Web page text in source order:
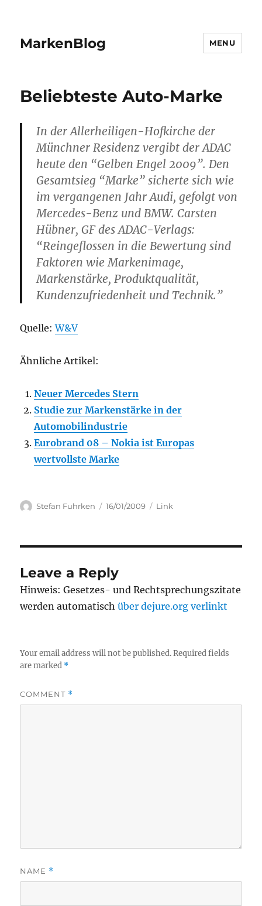
MarkenBlog MENU
Beliebteste Auto-Marke
In der Allerheiligen-Hofkirche der
Münchner Residenz vergibt der ADAC
heute den “Gelben Engel 2009”. Den
Gesamtsieg “Marke” sicherte sich wie
im vergangenen Jahr Audi, gefolgt von
Mercedes-Benz und BMW. Carsten
Hübner, GF des ADAC-Verlags:
“Reingeflossen in die Bewertung sind
Faktoren wie Markenimage,
Markenstärke, Produktqualität,
Kundenzufriedenheit und Technik.”
Quelle:W&V
Ähnliche Artikel:
Neuer Mercedes Stern
Studie zur Markenstärke in der
Automobilindustrie
Eurobrand 08 – Nokia ist Europas
wertvollste Marke
Author
Stefan Fuhrken
Posted
16/01/2009 Categories
Link
Leave a Reply
Hinweis: Gesetzes- und Rechtsprechungszitate
werden automatischüber dejure.org verlinkt
Your email address will not be published. Required fields
are marked *
COMMENT *
NAME *